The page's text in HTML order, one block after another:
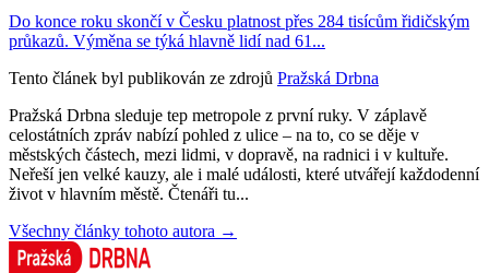
Do konce roku skončí v Česku platnost přes 284 tisícům řidičským
průkazů. Výměna se týká hlavně lidí nad 61...
Tento článek byl publikován ze zdrojů Pražská Drbna
Pražská Drbna sleduje tep metropole z první ruky. V záplavě
celostátních zpráv nabízí pohled z ulice – na to, co se děje v
městských částech, mezi lidmi, v dopravě, na radnici i v kultuře.
Neřeší jen velké kauzy, ale i malé události, které utvářejí každodenní
život v hlavním městě. Čtenáři tu...
Všechny články tohoto autora →